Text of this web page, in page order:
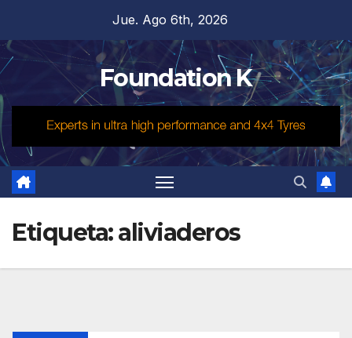
contenido
Jue. Ago 6th, 2026
Foundation K
Etiqueta:aliviaderos